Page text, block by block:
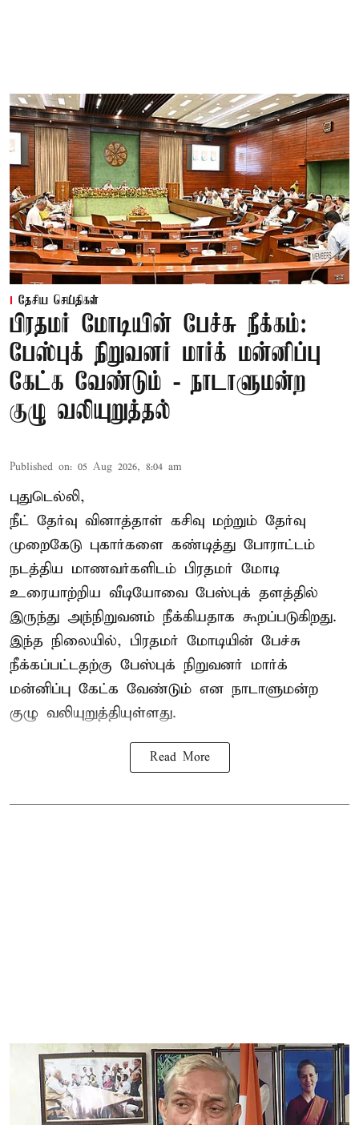
தேசிய செய்திகள்
பிரதமர் மோடியின் பேச்சு நீக்கம்:
பேஸ்புக் நிறுவனர் மார்க் மன்னிப்பு
கேட்க வேண்டும் - நாடாளுமன்ற
குழு வலியுறுத்தல்
Published on: 05 Aug 2026, 8:04 am
புதுடெல்லி,
நீட் தேர்வு வினாத்தாள் கசிவு மற்றும் தேர்வு
முறைகேடு புகார்களை கண்டித்து போராட்டம்
நடத்திய மாணவர்களிடம் பிரதமர் மோடி
உரையாற்றிய வீடியோவை பேஸ்புக் தளத்தில்
இருந்து அந்நிறுவனம் நீக்கியதாக கூறப்படுகிறது.
இந்த நிலையில், பிரதமர் மோடியின் பேச்சு
நீக்கப்பட்டதற்கு பேஸ்புக் நிறுவனர் மார்க்
மன்னிப்பு கேட்க வேண்டும் என நாடாளுமன்ற
குழு வலியுறுத்தியுள்ளது.
Read More